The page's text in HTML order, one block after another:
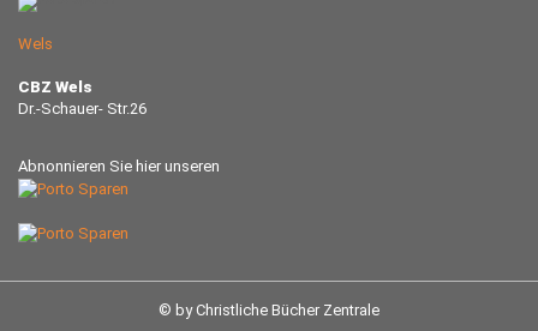
Wels
CBZ Wels
Dr.-Schauer- Str.26
Abnonnieren Sie hier unseren
© by Christliche Bücher Zentrale